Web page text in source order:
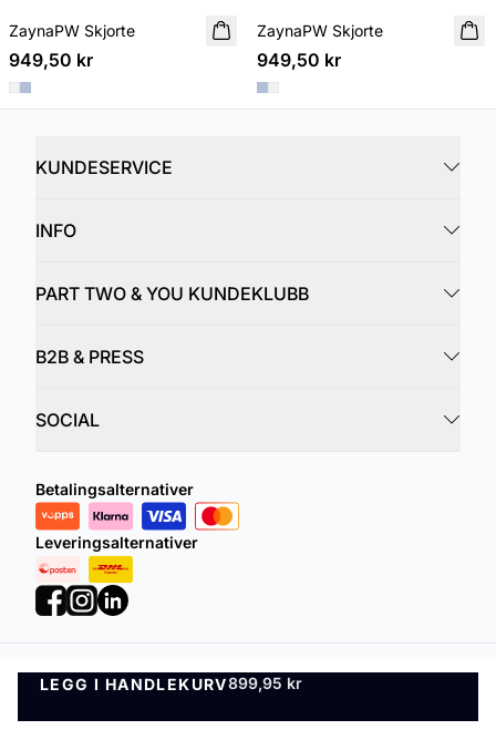
LEGG I HANDLEKURV899,95 kr
LEGG I HANDLEKURV
NYHET
ZaynaPW Skjorte
949,50 kr
NYHET
ZaynaPW Skjorte
949,50 kr
KUNDESERVICE
INFO
PART TWO & YOU KUNDEKLUBB
B2B & PRESS
SOCIAL
Betalingsalternativer
Leveringsalternativer
Personvernregler Vilkår og betingelser
©DK Company Online AS 2026